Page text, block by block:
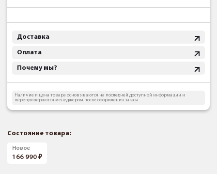
Доставка
Оплата
Почему мы?
Наличие и цена товара основываются на последней доступной информации и
перепроверяются менеджером после оформления заказа
Состояние товара:
Новое
166 990